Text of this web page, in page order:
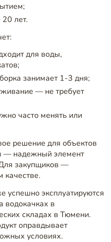
лет.
для воды,
занимает 1-3 дня;
— не требует
часто менять или
решение для объектов
надежный элемент
закупщиков —
качестве.
эксплуатируются
водокачках в
складах в Тюмени.
оправдывает
условиях.